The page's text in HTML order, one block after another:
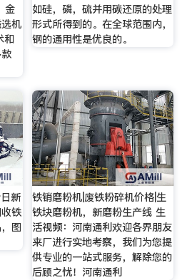
金
机
和
如硅，磷，硫并用碳还原的处理
形式所得到的。在全球范围内，
钢的通用性是优良的。
新
铁
图
铁销磨粉机|废铁粉碎机价格|生
铁块磨粉机，新磨粉生产线 生
活视频：河南通利欢迎各界朋友
来厂进行实地考察，我们为您提
供专业的一站式服务，解除您的
后顾之忧！河南通利